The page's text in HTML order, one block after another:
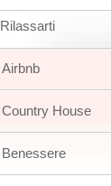
Rilassarti
Airbnb
Country House
Benessere